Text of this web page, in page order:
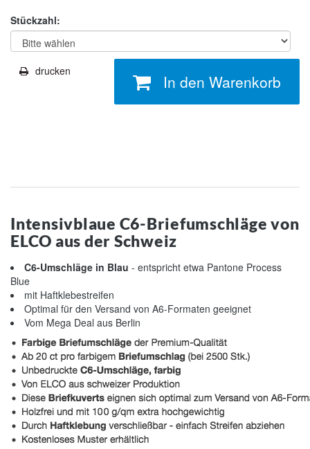
Stückzahl:
drucken
In den Warenkorb
Intensivblaue C6-Briefumschläge von
ELCO aus der Schweiz
C6-Umschläge in Blau - entspricht etwa Pantone Process
Blue
mit Haftklebestreifen
Optimal für den Versand von A6-Formaten geeignet
Vom Mega Deal aus Berlin